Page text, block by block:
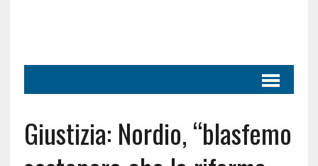
Giustizia: Nordio, “blasfemo